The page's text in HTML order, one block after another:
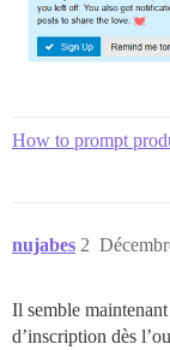
How to prompt
nujabes 2
Il semble
d’inscription dès